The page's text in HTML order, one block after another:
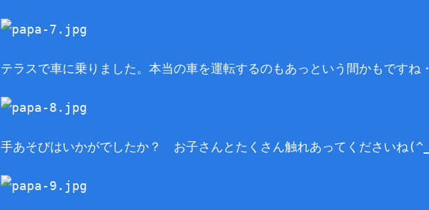
テラスで車に乗りました。本当の車を運転するのもあっという間かもです
手あそびはいかがでしたか？ お子さんとたくさん触れあってくださいね